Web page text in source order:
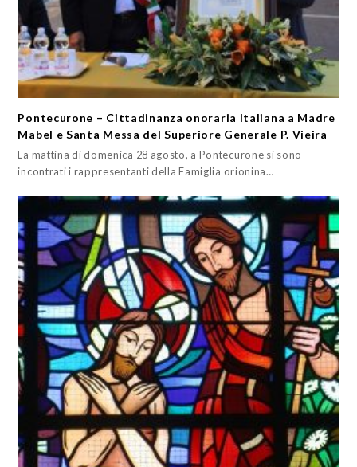
Pontecurone – Cittadinanza onoraria Italiana a Madre
Mabel e Santa Messa del Superiore Generale P. Vieira
La mattina di domenica 28 agosto, a Pontecurone si sono
incontrati i rappresentanti della Famiglia orionina…